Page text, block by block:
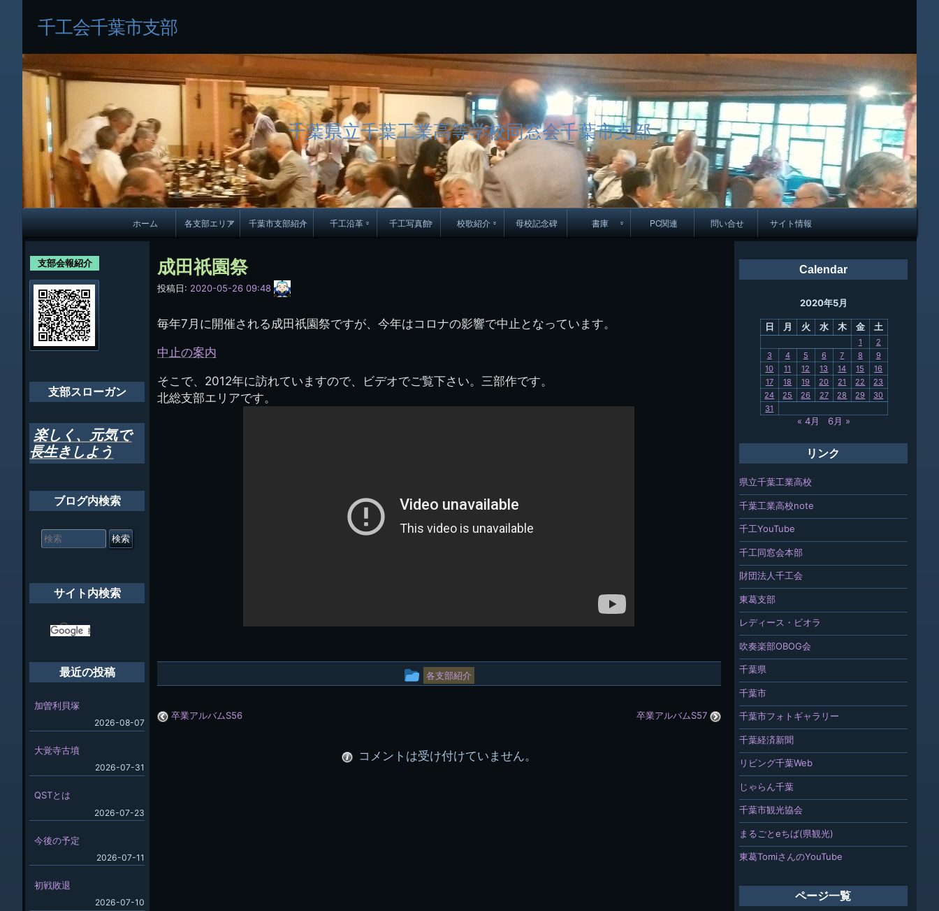
ツ
ス
キ
ッ
プ
千工会千葉市支部
千葉県立千葉工業高等学校同窓会千葉市支部
メ
イ
ン
ナ
ビ
ゲ
ー
ョ
ン
ホーム 各支部エリア 千葉市支部紹介
会員・役員名簿
会員メッセージ
千工沿革 千工写真館
60周年
昭和18年卒業アル
バム
生実移転
生実初期の文化祭
生実校舎初期の実習
校歌紹介
県立千葉工業学校検
応援歌(検見川時代)
第三応援歌
母校記念碑 書庫 PC関連 問い合せ サイト情報
成田祇園祭
投稿日: 2020-05-26 09:48
サ
イ
管
理
毎年7月に開催される成田祇園祭ですが、今年はコロナの影響で中止となっています。
中止の案内
そこで、2012年に訪れていますので、ビデオでご覧下さい。三部作です。
北総支部エリアです。
投
ー
各支部紹介
卒業アルバムS56 卒業アルバムS57
コメントは受け付けていません。
Calendar
2020年5月
日 月 火 水 木 金 土
1
2
3
4 5 6 7 8
9
10
11 12 13 14 15
16
17
18 19 20 21 22
23
24
25 26 27 28 29
30
31
« 4月 6月 »
リンク
県立千葉工業高校
千葉工業高校note
千工YouTube
千工同窓会本部
財団法人千工会
東葛支部
レディース・ビオラ
吹奏楽部OBOG会
千葉県
千葉市
千葉市フォトギャラリー
千葉経済新聞
リビング千葉Web
じゃらん千葉
千葉市観光協会
まるごとeちば(県観光)
東葛TomiさんのYouTube
ページ一覧
支部会報紹介
支部スローガン
楽しく、元気で
長生きしよう
ブログ内検索
索
サイト内検索
最近の投稿
加曽利貝塚
2026-08-07
大覚寺古墳
2026-07-31
QSTとは
2026-07-23
今後の予定
2026-07-11
初戦敗退
2026-07-10